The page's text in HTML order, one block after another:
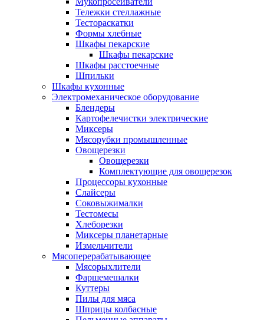
Тележки стеллажные
Тестораскатки
Формы хлебные
Шкафы пекарские
Шкафы пекарские
Шкафы расстоечные
Шпильки
Шкафы кухонные
Электромеханическое оборудование
Блендеры
Картофелечистки электрические
Миксеры
Мясорубки промышленные
Овощерезки
Овощерезки
Комплектующие для овощерезок
Процессоры кухонные
Слайсеры
Соковыжималки
Тестомесы
Хлеборезки
Миксеры планетарные
Измельчители
Мясоперерабатывающее
Мясорыхлители
Фаршемешалки
Куттеры
Пилы для мяса
Шприцы колбасные